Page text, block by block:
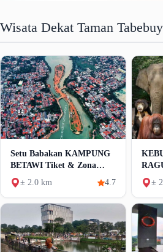
Wisata Dekat Taman
Setu Babakan KAMPUNG
BETAWI Tiket & Zona
Wisata
± 2.0 km 4.7
Jam
±